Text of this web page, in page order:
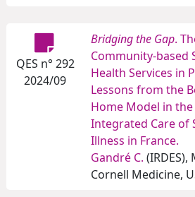
QES n° 292
2024/09
Bridging the Gap.
Community-based
Health Services in
Lessons from the
Home Model in
Integrated Care of
Illness in France.
Gandré C. (IRDES),
Cornell Medicine,